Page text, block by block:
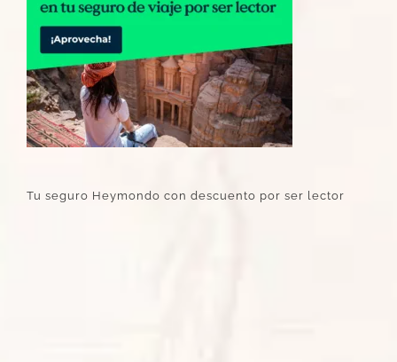
Tu seguro Heymondo con descuento por ser lector